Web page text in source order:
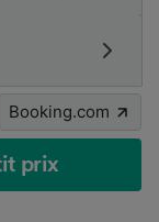
Booking.com
prix